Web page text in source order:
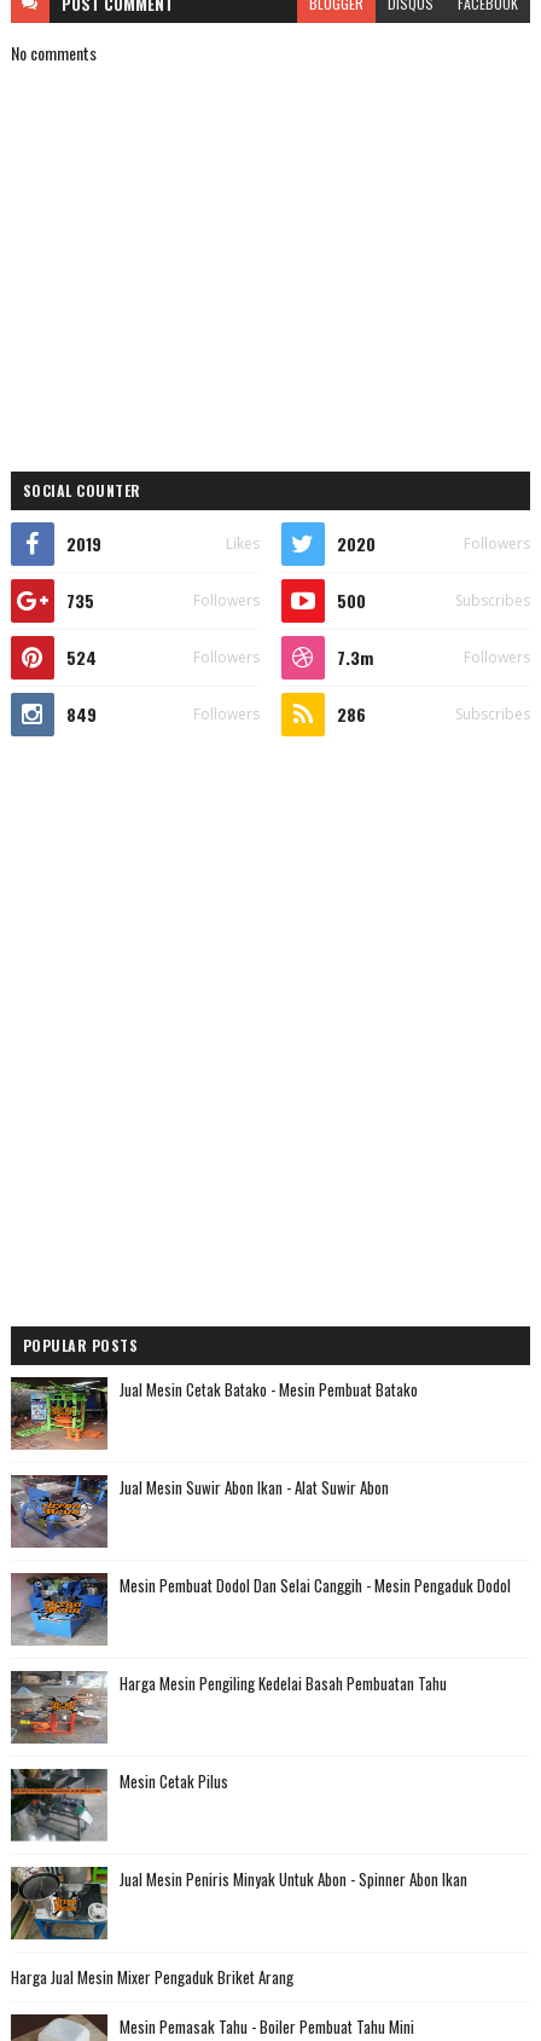
No comments
SOCIAL COUNTER
2019 Likes 2020 Followers
735 Followers 500 Subscribes
524 Followers 7.3m Followers
849 Followers 286 Subscribes
POPULAR POSTS
Jual Mesin Cetak Batako - Mesin Pembuat Batako
Jual Mesin Suwir Abon Ikan - Alat Suwir Abon
Mesin Pembuat Dodol Dan Selai Canggih - Mesin Pengaduk Dodol
Harga Mesin Pengiling Kedelai Basah Pembuatan Tahu
Mesin Cetak Pilus
Jual Mesin Peniris Minyak Untuk Abon - Spinner Abon Ikan
Harga Jual Mesin Mixer Pengaduk Briket Arang
Mesin Pemasak Tahu - Boiler Pembuat Tahu Mini